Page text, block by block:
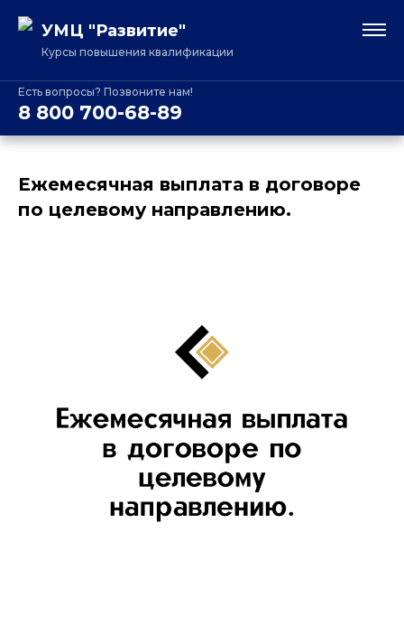
УМЦ "Развитие"
Курсы повышения квалификации
Есть вопросы? Позвоните нам!
8 800 700-68-89
Ежемесячная выплата в договоре
по целевому направлению.